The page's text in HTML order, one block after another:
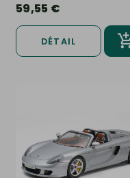
59,55 €
DÉTAIL